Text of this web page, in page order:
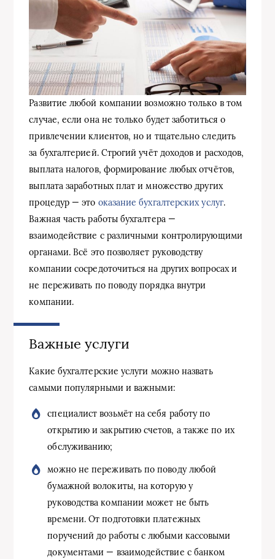
Развитие любой компании возможно только в том
случае, если она не только будет заботиться о
привлечении клиентов, но и тщательно следить
за бухгалтерией. Строгий учёт доходов и расходов,
выплата налогов, формирование любых отчётов,
выплата заработных плат и множество других
процедур — это оказание бухгалтерских услуг.
Важная часть работы бухгалтера —
взаимодействие с различными контролирующими
органами. Всё это позволяет руководству
компании сосредоточиться на других вопросах и
не переживать по поводу порядка внутри
компании.
Важные услуги
Какие бухгалтерские услуги можно назвать
самыми популярными и важными:
специалист возьмёт на себя работу по
открытию и закрытию счетов, а также по их
обслуживанию;
можно не переживать по поводу любой
бумажной волокиты, на которую у
руководства компании может не быть
времени. От подготовки платежных
поручений до работы с любыми кассовыми
документами — взаимодействие с банком